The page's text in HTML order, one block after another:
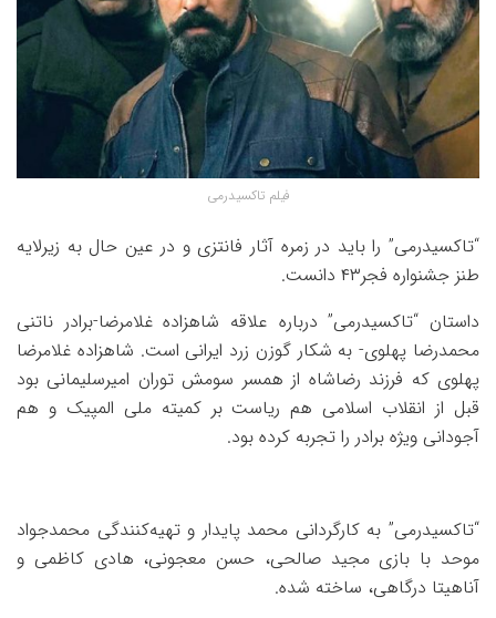
فیلم تاکسیدرمی
“تاکسیدرمی” را باید در زمره آثار فانتزی و در عین حال به زیرلایه
طنز جشنواره فجر۴۳ دانست.
داستان “تاکسیدرمی” درباره علاقه شاهزاده غلامرضا-برادر ناتنی
محمدرضا پهلوی- به شکار گوزن زرد ایرانی است. شاهزاده غلامرضا
پهلوی که فرزند رضاشاه از همسر سومش توران امیرسلیمانی بود
قبل از انقلاب اسلامی هم ریاست بر کمیته ملی المپیک و هم
آجودانی ویژه برادر را تجربه کرده بود.
“تاکسیدرمی” به کارگردانی محمد پایدار و تهیه‌کنندگی محمدجواد
موحد با بازی مجید صالحی، حسن معجونی، هادی کاظمی و
آناهیتا درگاهی، ساخته شده.